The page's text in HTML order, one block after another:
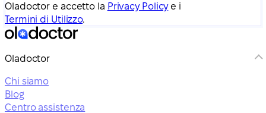
Oladoctor e accetto la Privacy Policye i
Termini di Utilizzo.
Oladoctor
Chi siamo
Blog
Centro assistenza